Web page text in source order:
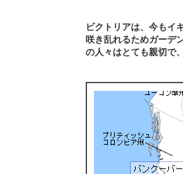
ビクトリアは、今もイ
咲き乱れるためガーデ
の人々はとても親切で